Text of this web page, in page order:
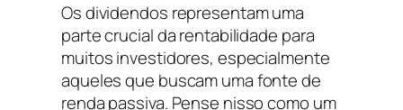
Os dividendos representam uma
parte crucial da rentabilidade para
muitos investidores, especialmente
aqueles que buscam uma fonte de
renda passiva. Pense nisso como um